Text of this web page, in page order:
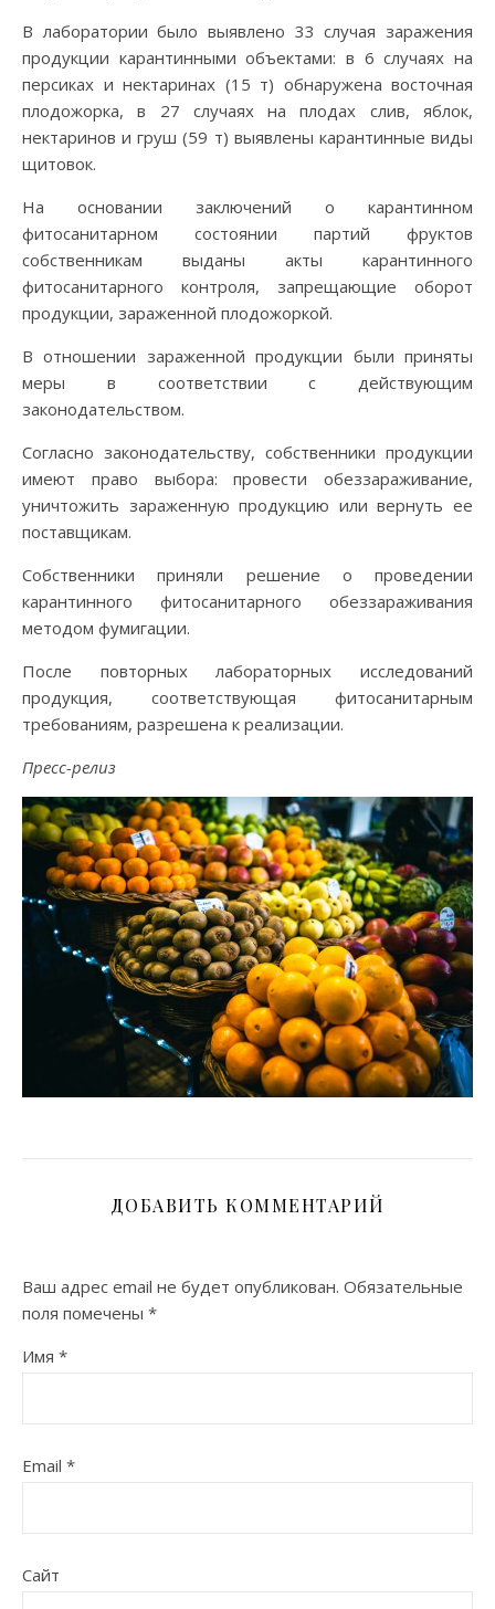
В лаборатории было выявлено 33 случая заражения
продукции карантинными объектами: в 6 случаях на
персиках и нектаринах (15 т) обнаружена восточная
плодожорка, в 27 случаях на плодах слив, яблок,
нектаринов и груш (59 т) выявлены карантинные виды
щитовок.
На основании заключений о карантинном
фитосанитарном состоянии партий фруктов
собственникам выданы акты карантинного
фитосанитарного контроля, запрещающие оборот
продукции, зараженной плодожоркой.
В отношении зараженной продукции были приняты
меры в соответствии с действующим
законодательством.
Согласно законодательству, собственники продукции
имеют право выбора: провести обеззараживание,
уничтожить зараженную продукцию или вернуть ее
поставщикам.
Собственники приняли решение о проведении
карантинного фитосанитарного обеззараживания
методом фумигации.
После повторных лабораторных исследований
продукция, соответствующая фитосанитарным
требованиям, разрешена к реализации.
Пресс-релиз
ДОБАВИТЬ КОММЕНТАРИЙ
Ваш адрес email не будет опубликован. Обязательные
поля помечены *
Имя *
Email *
Сайт